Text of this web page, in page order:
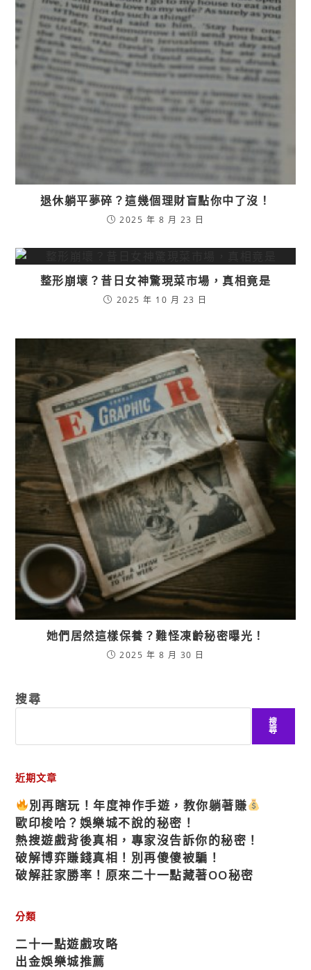
退休躺平夢碎？這幾個理財盲點你中了沒！
2025 年 8 月 23 日
整形崩壞？昔日女神驚現菜市場，真相竟是
2025 年 10 月 23 日
她們居然這樣保養？難怪凍齡秘密曝光！
2025 年 8 月 30 日
搜尋
搜
尋
近期文章
別再瞎玩！年度神作手遊，教你躺著賺
歐印梭哈？娛樂城不說的秘密！
熱搜遊戲背後真相，專家沒告訴你的秘密！
破解博弈賺錢真相！別再傻傻被騙！
破解莊家勝率！原來二十一點藏著OO秘密
分類
二十一點遊戲攻略
出金娛樂城推薦